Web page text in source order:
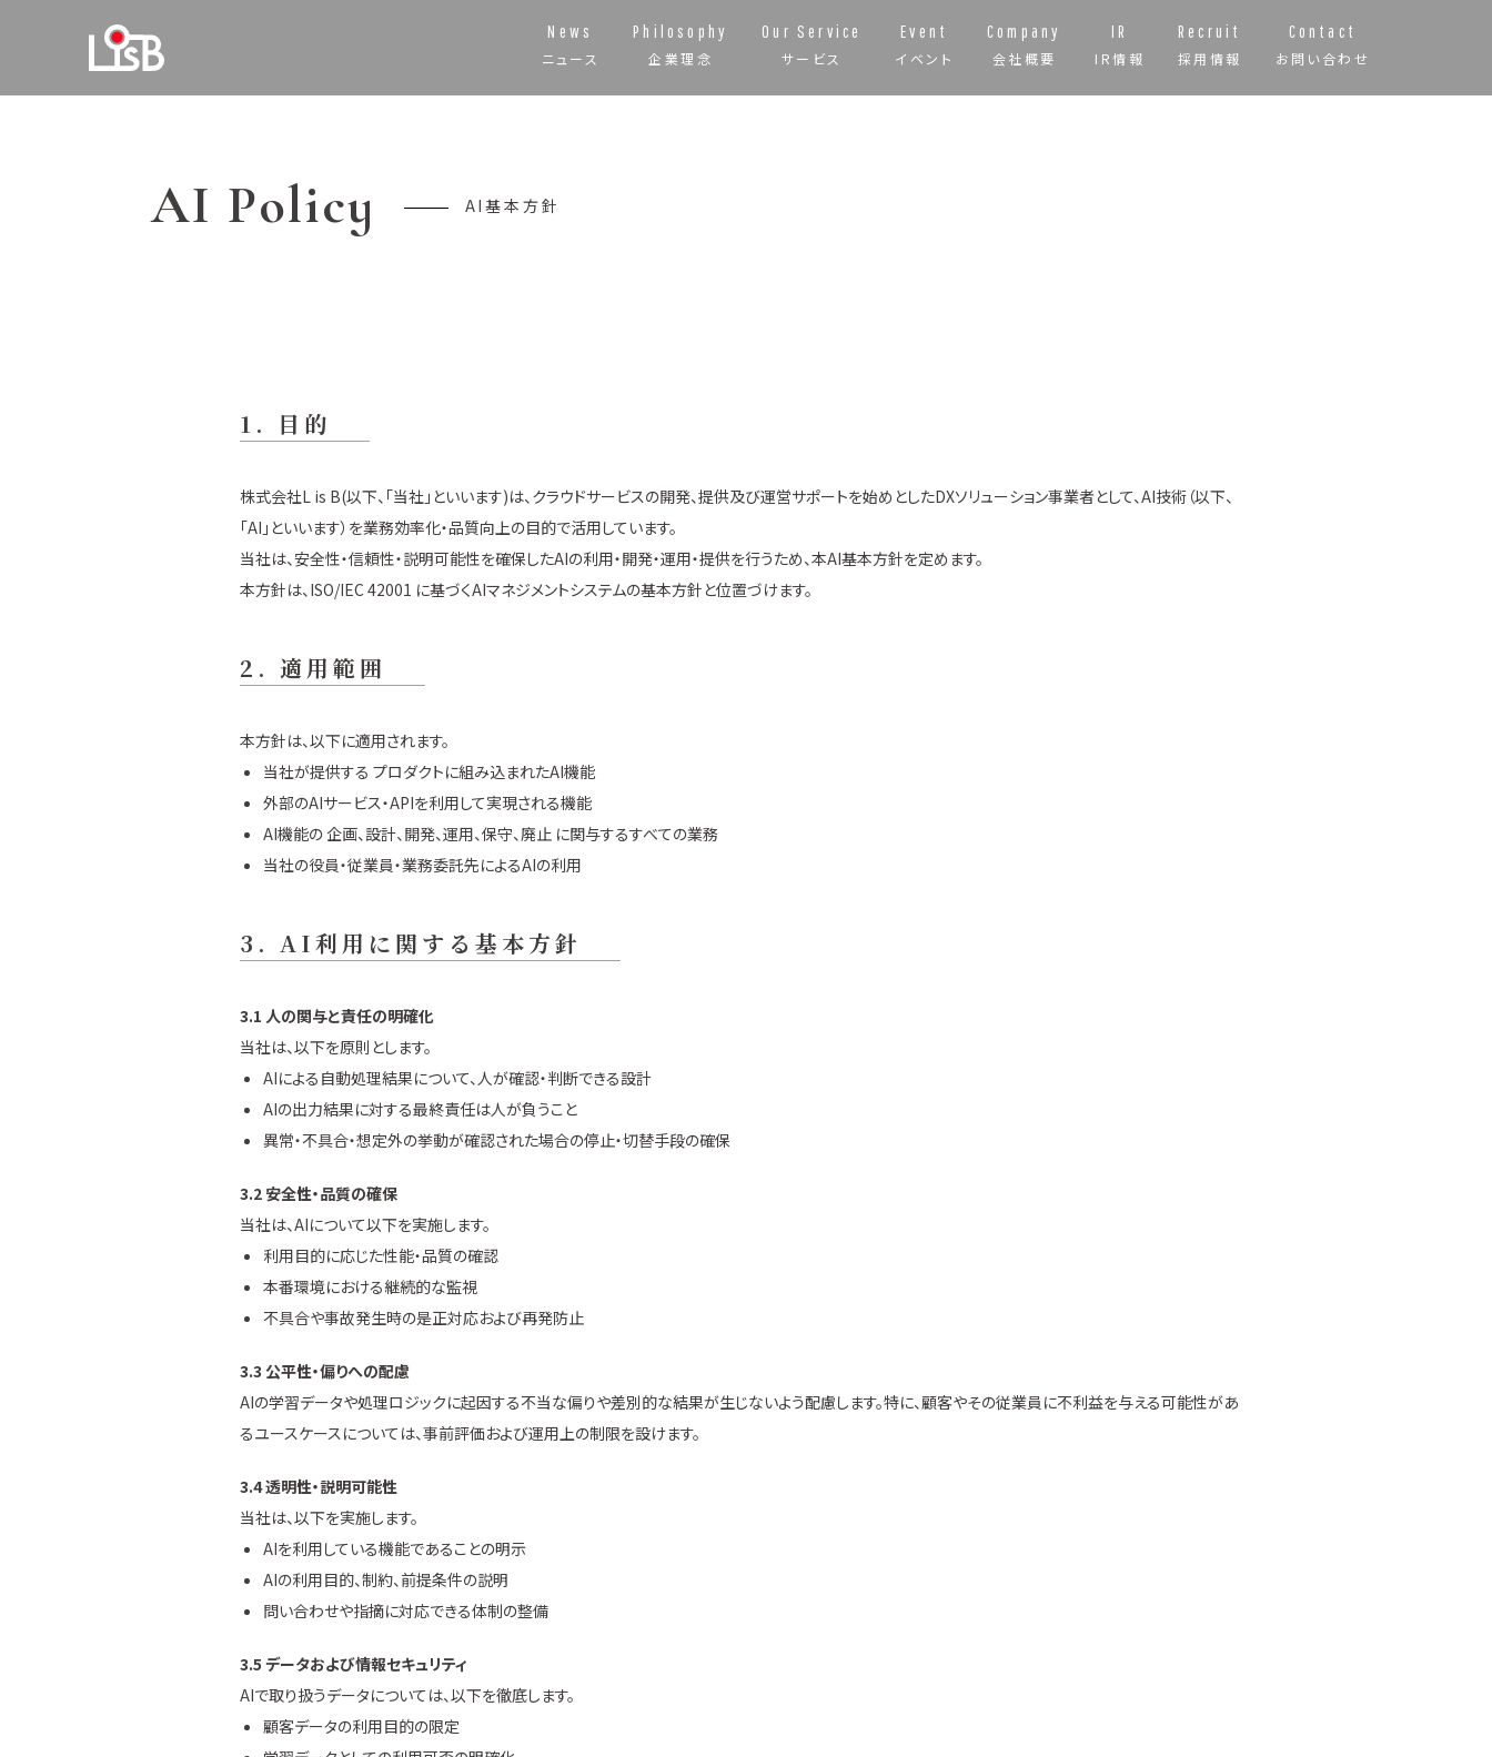
News
ニュース
Philosophy
企業理念
Our Service
サービス
Event
イベント
Company
会社概要
IR
IR情報
Recruit
採用情報
Contact
お問い合わせ
AI Policy AI基本方針
1. 目的
株式会社L is B(以下、「当社」といいます)は、クラウドサービスの開発、提供及び運営サポートを始めとしたDXソリューション事業者として、AI技術（以下、
「AI」といいます）を業務効率化・品質向上の目的で活用しています。
当社は、安全性・信頼性・説明可能性を確保したAIの利用・開発・運用・提供を行うため、本AI基本方針を定めます。
本方針は、ISO/IEC 42001 に基づくAIマネジメントシステムの基本方針と位置づけます。
2. 適用範囲
本方針は、以下に適用されます。
当社が提供する プロダクトに組み込まれたAI機能
外部のAIサービス・APIを利用して実現される機能
AI機能の 企画、設計、開発、運用、保守、廃止 に関与するすべての業務
当社の役員・従業員・業務委託先によるAIの利用
3. AI利用に関する基本方針
3.1 人の関与と責任の明確化
当社は、以下を原則とします。
AIによる自動処理結果について、人が確認・判断できる設計
AIの出力結果に対する最終責任は人が負うこと
異常・不具合・想定外の挙動が確認された場合の停止・切替手段の確保
3.2 安全性・品質の確保
当社は、AIについて以下を実施します。
利用目的に応じた性能・品質の確認
本番環境における継続的な監視
不具合や事故発生時の是正対応および再発防止
3.3 公平性・偏りへの配慮
AIの学習データや処理ロジックに起因する不当な偏りや差別的な結果が生じないよう配慮します。特に、顧客やその従業員に不利益を与える可能性があ
るユースケースについては、事前評価および運用上の制限を設けます。
3.4 透明性・説明可能性
当社は、以下を実施します。
AIを利用している機能であることの明示
AIの利用目的、制約、前提条件の説明
問い合わせや指摘に対応できる体制の整備
3.5 データおよび情報セキュリティ
AIで取り扱うデータについては、以下を徹底します。
顧客データの利用目的の限定